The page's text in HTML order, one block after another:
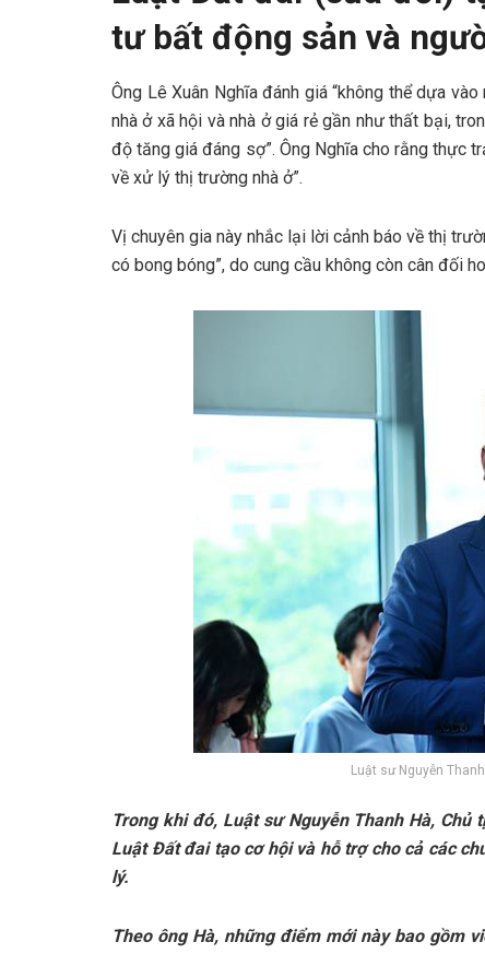
tư bất động sản và
Ông Lê Xuân Nghĩa đánh giá “không thể dựa
nhà ở xã hội và nhà ở giá rẻ gần như thất bại,
độ tăng giá đáng sợ”. Ông Nghĩa cho rằng thực
về xử lý thị trường nhà ở”.
Vị chuyên gia này nhắc lại lời cảnh báo về thị
có bong bóng”, do cung cầu không còn cân đối
Luật sư Nguyễn
Trong khi đó, Luật sư Nguyễn Thanh Hà,
Luật Đất đai tạo cơ hội và hỗ trợ cho cả các
lý.
Theo ông Hà, những điểm mới này bao gồm